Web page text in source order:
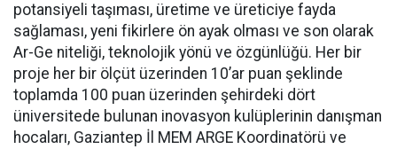
potansiyeli taşıması, üretime ve üreticiye fayda
sağlaması, yeni fikirlere ön ayak olması ve son olarak
Ar-Ge niteliği, teknolojik yönü ve özgünlüğü. Her bir
proje her bir ölçüt üzerinden 10’ar puan şeklinde
toplamda 100 puan üzerinden şehirdeki dört
üniversitede bulunan inovasyon kulüplerinin danışman
hocaları, Gaziantep İl MEM ARGE Koordinatörü ve